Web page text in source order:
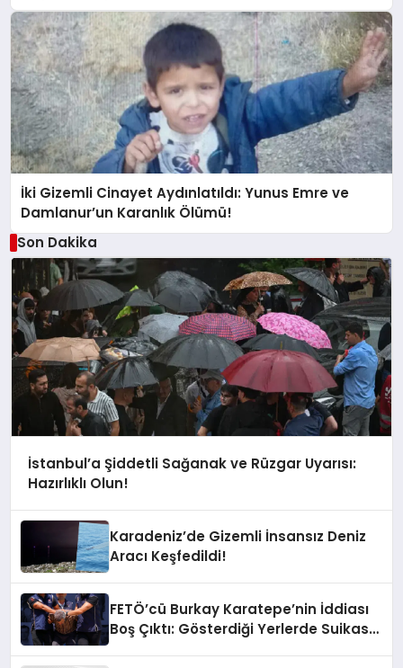
İki Gizemli Cinayet Aydınlatıldı: Yunus Emre ve
Damlanur’un Karanlık Ölümü!
Son Dakika
İstanbul’a Şiddetli Sağanak ve Rüzgar Uyarısı:
Hazırlıklı Olun!
Karadeniz’de Gizemli İnsansız Deniz
Aracı Keşfedildi!
FETÖ’cü Burkay Karatepe’nin İddiası
Boş Çıktı: Gösterdiği Yerlerde Suikast